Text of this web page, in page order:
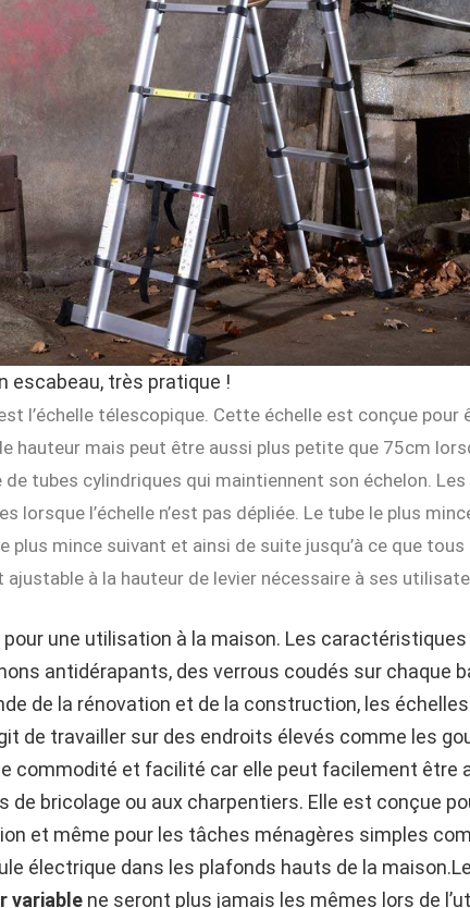
escabeau, très pratique !
l’échelle télescopique. Cette échelle est conçue pour
hauteur mais peut être aussi plus petite que 75cm
tubes cylindriques qui maintiennent son échelon.
lorsque l’échelle n’est pas dépliée. Le tube le plus
mince suivant et ainsi de suite jusqu’à ce que tous
à la hauteur de levier nécessaire à ses
une utilisation à la maison. Les
antidérapants, des verrous coudés sur chaque
de la rénovation et de la construction, les échelles
de travailler sur des endroits élevés comme les
commodité et facilité car elle peut facilement être
de bricolage ou aux charpentiers. Elle est conçue
et même pour les tâches ménagères simples
électrique dans les plafonds hauts de la
variable ne seront plus jamais les mêmes lors de